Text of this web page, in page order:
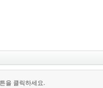
을 클릭하세요.